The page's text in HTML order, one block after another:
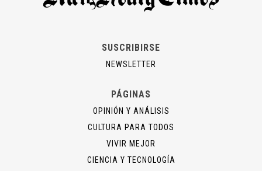
SUSCRIBIRSE
NEWSLETTER
PÁGINAS
OPINIÓN Y ANÁLISIS
CULTURA PARA TODOS
VIVIR MEJOR
CIENCIA Y TECNOLOGÍA